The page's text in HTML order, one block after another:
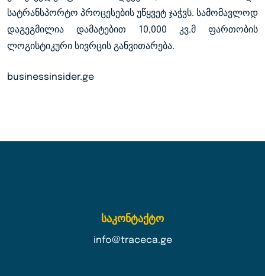
სატრანსპორტო პროცესების უწყვეტ ჯაჭვს. სამომავლოდ
დაგეგმილია დამატებით 10,000 კვ.მ ფართობის
ლოგისტიკური სივრცის განვითარება.
businessinsider.ge
საკონტაქტო
info@traceca.ge